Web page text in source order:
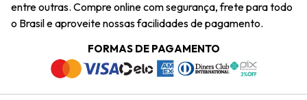
Navegando
Termos e Condições
Trabalhe Conosco
Dúvidas Frequentes
Termos e Condições
Política de Privacidade
entre outras. Compre online com segurança, frete para todo
o Brasil e aproveite nossas facilidades de pagamento.
FORMAS DE PAGAMENTO